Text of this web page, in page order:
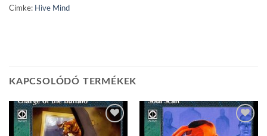
Címke: Hive Mind
KAPCSOLÓDÓ TERMÉKEK
Add to
Add to